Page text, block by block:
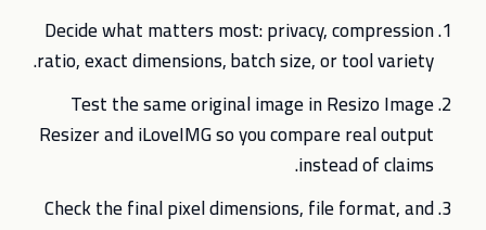
Decide what matters most: privacy, compression
ratio, exact dimensions, batch size, or tool variety.
Test the same original image in Resizo Image
Resizer and iLoveIMG so you compare real output
instead of claims.
Check the final pixel dimensions, file format, and